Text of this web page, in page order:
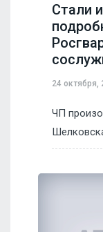
Стали
24 октября,
ЧП